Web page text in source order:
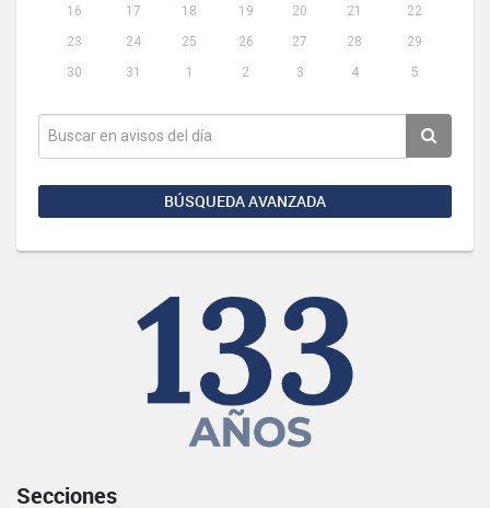
16
17 18 19 20 21
22
23
24 25 26 27 28
29
30
31 1 2 3 4 5
BÚSQUEDA AVANZADA
Secciones